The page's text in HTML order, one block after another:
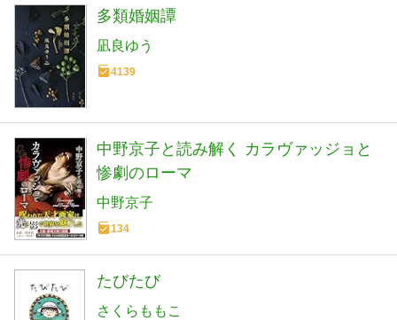
多類婚姻譚
凪良ゆう
4139
中野京子と読み解く カラヴァッジョと
惨劇のローマ
中野京子
134
たびたび
さくらももこ